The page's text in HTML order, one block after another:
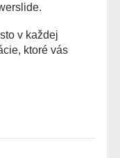
v každej
ktoré vás